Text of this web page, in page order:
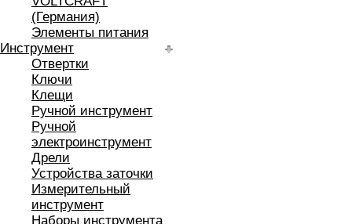
(Германия)
Элементы питания
Инструмент
Отвертки
Ключи
Клещи
Ручной инструмент
Ручной
электроинструмент
Дрели
Устройства заточки
Измерительный
инструмент
Наборы инструмента